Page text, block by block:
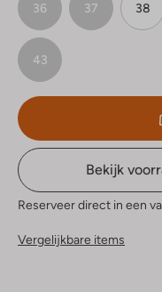
36 37 38
43
Bekijk
Reserveer direct in een
Vergelijkbare items